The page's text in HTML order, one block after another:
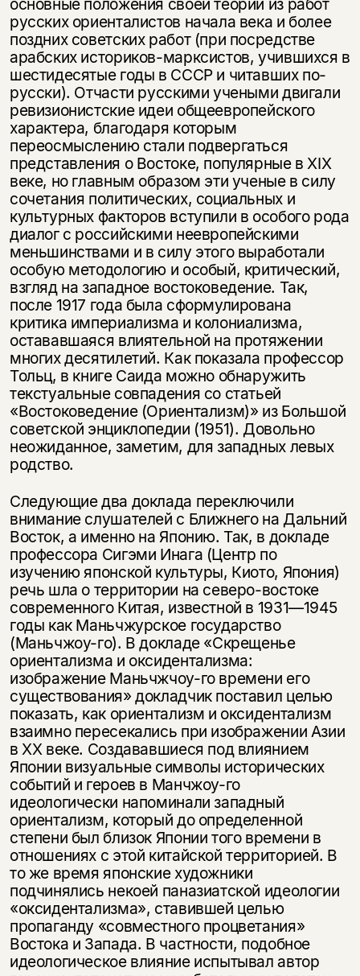
основные положения своей теории из работ
русских ориенталистов начала века и более
поздних советских работ (при посредстве
арабских историков-марксистов, учившихся в
шестидесятые годы в СССР и читавших по-
русски). Отчасти русскими учеными двигали
ревизионистские идеи общеевропейского
характера, благодаря которым
переосмыслению стали подвергаться
представления о Востоке, популярные в XIX
веке, но главным образом эти ученые в силу
сочетания политических, социальных и
культурных факторов вступили в особого рода
диалог с российскими неевропейскими
меньшинствами и в силу этого выработали
особую методологию и особый, критический,
взгляд на западное востоковедение. Так,
после 1917 года была сформулирована
критика империализма и колониализма,
остававшаяся влиятельной на протяжении
многих десятилетий. Как показала профессор
Тольц, в книге Саида можно обнаружить
текстуальные совпадения со статьей
«Востоковедение (Ориентализм)» из Большой
советской энциклопедии (1951). Довольно
неожиданное, заметим, для западных левых
родство.
Следующие два доклада переключили
внимание слушателей с Ближнего на Дальний
Восток, а именно на Японию. Так, в докладе
профессора Сигэми Инага (Центр по
изучению японской культуры, Киото, Япония)
речь шла о территории на северо-востоке
современного Китая, известной в 1931—1945
годы как Маньчжурское государство
(Маньчжоу-го). В докладе «Скрещенье
ориентализма и оксидентализма:
изображение Маньчжчоу-го времени его
существования» докладчик поставил целью
показать, как ориентализм и оксидентализм
взаимно пересекались при изображении Азии
в ХХ веке. Создававшиеся под влиянием
Японии визуальные символы исторических
событий и героев в Манчжоу-го
идеологически напоминали западный
ориентализм, который до определенной
степени был близок Японии того времени в
отношениях с этой китайской территорией. В
то же время японские художники
подчинялись некоей паназиатской идеологии
«оксидентализма», ставившей целью
пропаганду «совместного процветания»
Востока и Запада. В частности, подобное
идеологическое влияние испытывал автор